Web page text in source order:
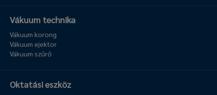
Vákuum technika
Vákuum korong
Vákuum ejektor
Vákuum szűrő
Oktatási eszköz